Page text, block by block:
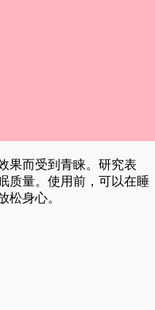
果而受到青睐。研究表
质量。使用前，可以在睡
松身心。